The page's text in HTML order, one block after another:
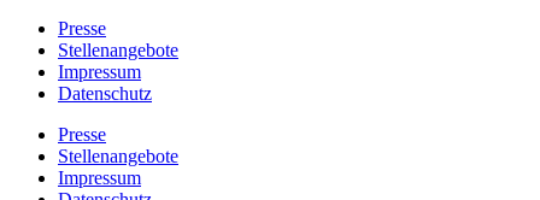
Presse
Stellenangebote
Impressum
Datenschutz
Presse
Stellenangebote
Impressum